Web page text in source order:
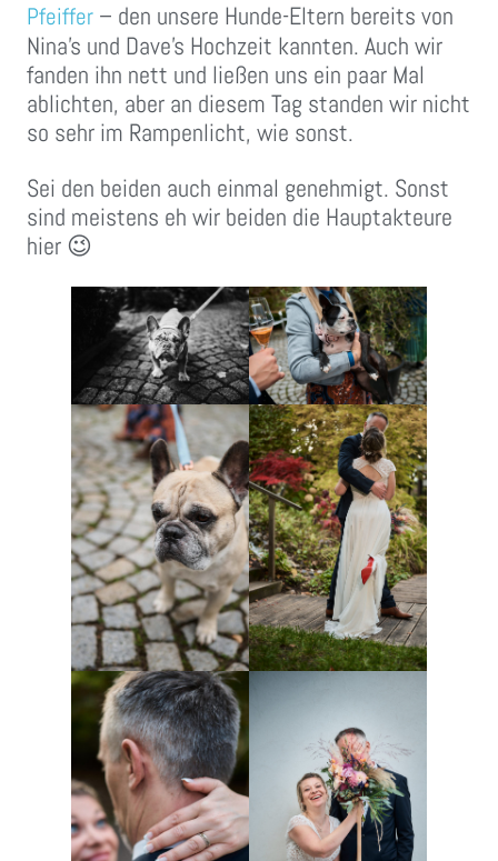
Pfeiffer – den unsere Hunde-Eltern bereits von
Nina’s und Dave’s Hochzeit kannten. Auch wir
fanden ihn nett und ließen uns ein paar Mal
ablichten, aber an diesem Tag standen wir nicht
so sehr im Rampenlicht, wie sonst.
Sei den beiden auch einmal genehmigt. Sonst
sind meistens eh wir beiden die Hauptakteure
hier 😉